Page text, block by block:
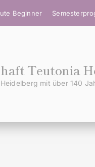
Beginner
Teutonia
mit über 140